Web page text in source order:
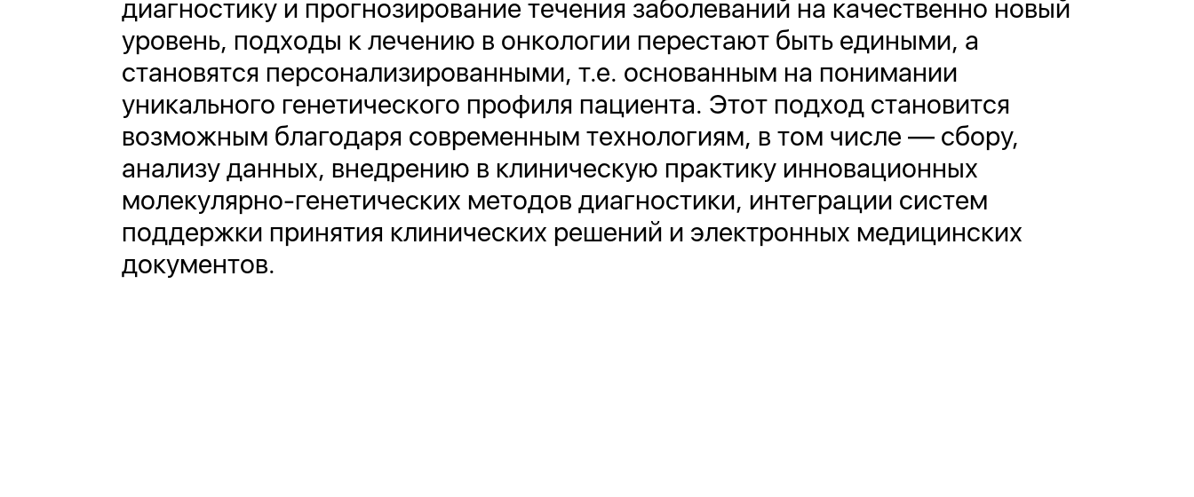
диагностику и прогнозирование течения заболеваний на качественно новый
уровень, подходы к лечению в онкологии перестают быть едиными, а
становятся персонализированными, т.е. основанным на понимании
уникального генетического профиля пациента. Этот подход становится
возможным благодаря современным технологиям, в том числе — сбору,
анализу данных, внедрению в клиническую практику инновационных
молекулярно-генетических методов диагностики, интеграции систем
поддержки принятия клинических решений и электронных медицинских
документов.